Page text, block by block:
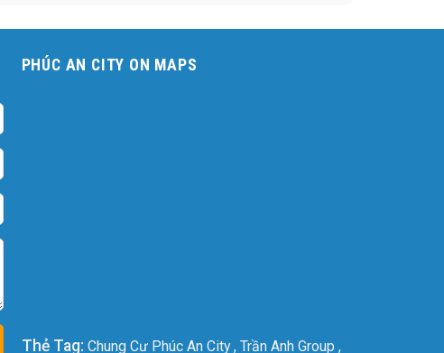
PHÚC AN CITY ON MAPS
Thẻ Tag: Chung Cư Phúc An City, Trần Anh Group ,